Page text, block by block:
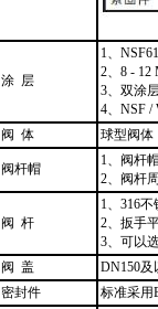
涂 层
1、
2、8 - 12
3、双涂
4、NSF /
阀 体
球型阀体
阀杆帽
1、阀杆
2、阀杆
阀 杆
1、316不
2、扳手
3、可以
阀 盖
DN150
密封件
标准采用